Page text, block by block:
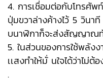
4. การเชื่อมต่อกับโทรศั
ปุ่มขวาล่างค้างไว้ 5 วินา
บนาฬิกาก็จะส่งสัญญาณ
5. ในส่วนของการใช้พลัง
เเสงทำให้มั่ นใจได้ว่าไม่
.